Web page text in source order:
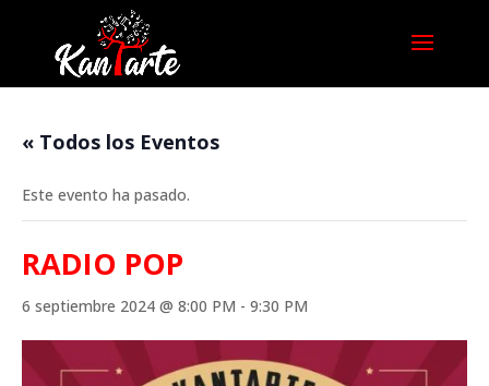
« Todos los Eventos
Este evento ha pasado.
RADIO POP
6 septiembre 2024 @ 8:00 PM - 9:30 PM